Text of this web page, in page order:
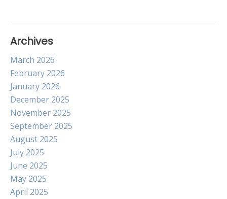
Archives
March 2026
February 2026
January 2026
December 2025
November 2025
September 2025
August 2025
July 2025
June 2025
May 2025
April 2025